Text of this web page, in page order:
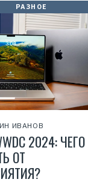
РАЗНОЕ
ИВАНОВ
2024: ЧЕГО
ОТ